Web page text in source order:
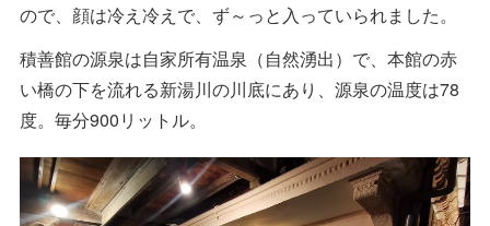
ので、顔は冷え冷えで、ず～っと入っていられました。
積善館の源泉は自家所有温泉（自然湧出）で、本館の赤
い橋の下を流れる新湯川の川底にあり、源泉の温度は78
度。毎分900リットル。